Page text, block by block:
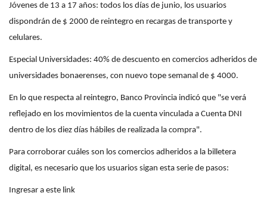
Jóvenes de 13 a 17 años: todos los días de junio, los usuarios
dispondrán de $ 2000 de reintegro en recargas de transporte y
celulares.
Especial Universidades: 40% de descuento en comercios adheridos de
universidades bonaerenses, con nuevo tope semanal de $ 4000.
En lo que respecta al reintegro, Banco Provincia indicó que "se verá
reflejado en los movimientos de la cuenta vinculada a Cuenta DNI
dentro de los diez días hábiles de realizada la compra".
Para corroborar cuáles son los comercios adheridos a la billetera
digital, es necesario que los usuarios sigan esta serie de pasos:
Ingresar a este link